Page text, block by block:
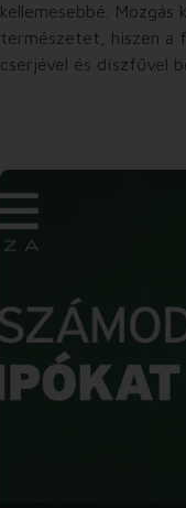
kellemesebbé. Mozgás
természetet, hiszen a
cserjével és díszfűvel